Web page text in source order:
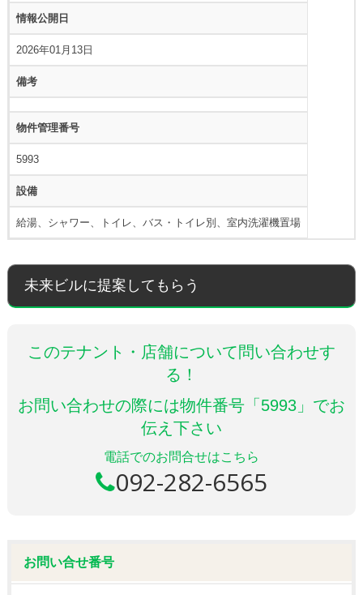
情報公開日
2026年01月13日
備考
物件管理番号
5993
設備
給湯、シャワー、トイレ、バス・トイレ別、室内洗濯機置場
未来ビルに提案してもらう
このテナント・店舗について問い合わせす
る！
お問い合わせの際には物件番号「5993」でお
伝え下さい
電話でのお問合せはこちら
092-282-6565
お問い合せ番号